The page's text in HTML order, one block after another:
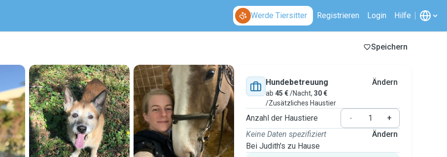
Werde Tiersitter Registrieren Login Hilfe
Speichern
Hundebetreuung
ab 45 €/Nacht, 30 €
/Zusätzliches Haustier
Ändern
Anzahl der Haustiere -
+
Keine Daten spezifiziert
Bei Judith's zu Hause
Ändern